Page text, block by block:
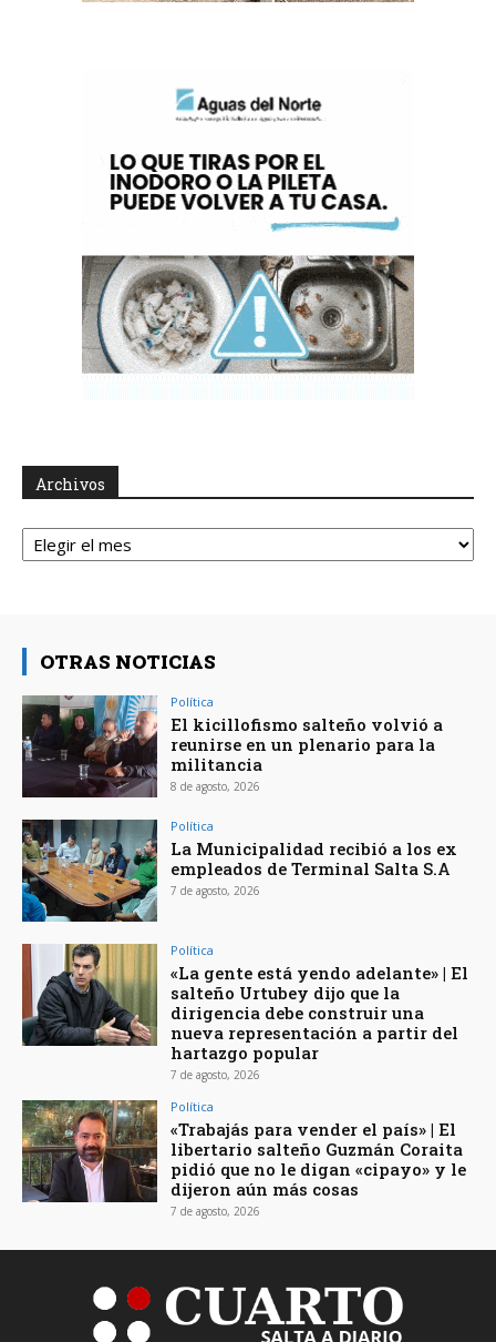
Archivos
Archivos
OTRAS NOTICIAS
Política
El kicillofismo salteño volvió a
reunirse en un plenario para la
militancia
8 de agosto, 2026
Política
La Municipalidad recibió a los ex
empleados de Terminal Salta S.A
7 de agosto, 2026
Política
«La gente está yendo adelante» | El
salteño Urtubey dijo que la
dirigencia debe construir una
nueva representación a partir del
hartazgo popular
7 de agosto, 2026
Política
«Trabajás para vender el país» | El
libertario salteño Guzmán Coraita
pidió que no le digan «cipayo» y le
dijeron aún más cosas
7 de agosto, 2026